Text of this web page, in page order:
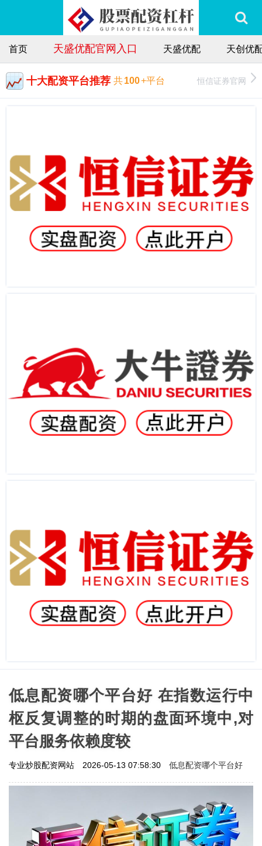
首页 天盛优配官网入口 天盛优配 天创优
十大配资平台推荐 共100+平台 恒信证券官网
低息配资哪个平台好 在指数运行中
枢反复调整的时期的盘面环境中,对
平台服务依赖度较
专业炒股配资网站 2026-05-13 07:58:30 低息配资哪个平台好